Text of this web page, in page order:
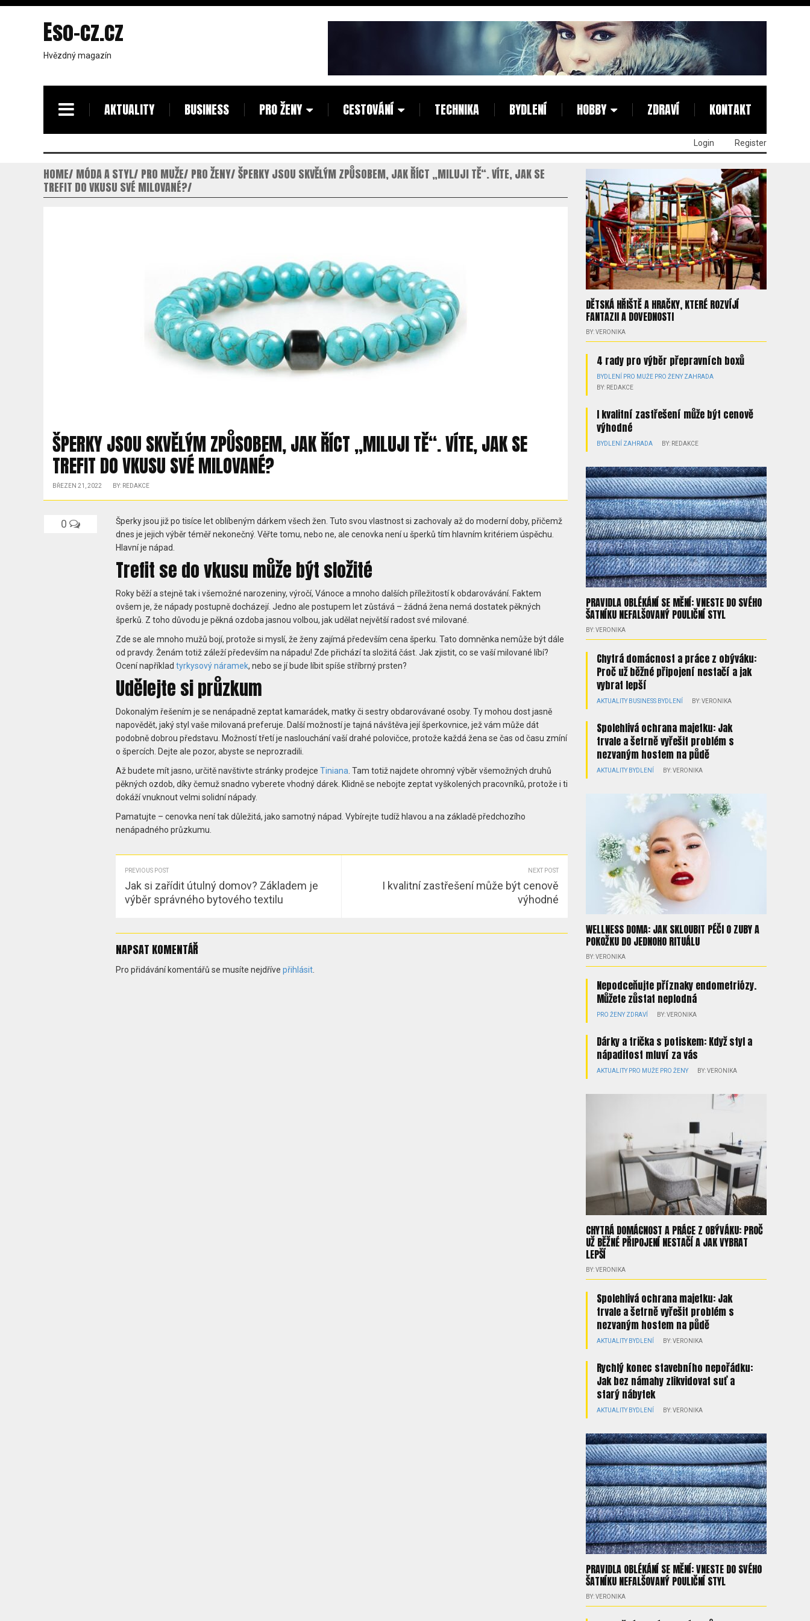
Eso-cz.cz
Hvězdný magazín
AKTUALITY BUSINESS PRO ŽENY CESTOVÁNÍ TECHNIKA BYDLENÍ HOBBY ZDRAVÍ KONTAKT
Login Register
HOME MÓDA A STYL PRO MUŽE PRO ŽENY ŠPERKY JSOU SKVĚLÝM ZPŮSOBEM, JAK ŘÍCT „MILUJI TĚ“. VÍTE, JAK SE
TREFIT DO VKUSU SVÉ MILOVANÉ?
ŠPERKY JSOU SKVĚLÝM ZPŮSOBEM, JAK ŘÍCT „MILUJI TĚ“. VÍTE, JAK SE
TREFIT DO VKUSU SVÉ MILOVANÉ?
BŘEZEN 21, 2022 BY: REDAKCE
0
Šperky jsou již po tisíce let oblíbeným dárkem všech žen. Tuto svou vlastnost si zachovaly až do moderní doby, přičemž
dnes je jejich výběr téměř nekonečný. Věřte tomu, nebo ne, ale cenovka není u šperků tím hlavním kritériem úspěchu.
Hlavní je nápad.
Trefit se do vkusu může být složité
Roky běží a stejně tak i všemožné narozeniny, výročí, Vánoce a mnoho dalších příležitostí k obdarovávání. Faktem
ovšem je, že nápady postupně docházejí. Jedno ale postupem let zůstává – žádná žena nemá dostatek pěkných
šperků. Z toho důvodu je pěkná ozdoba jasnou volbou, jak udělat největší radost své milované.
Zde se ale mnoho mužů bojí, protože si myslí, že ženy zajímá především cena šperku. Tato domněnka nemůže být dále
od pravdy. Ženám totiž záleží především na nápadu! Zde přichází ta složitá část. Jak zjistit, co se vaší milované líbí?
Ocení například tyrkysový náramek, nebo se jí bude líbit spíše stříbrný prsten?
Udělejte si průzkum
Dokonalým řešením je se nenápadně zeptat kamarádek, matky či sestry obdarovávané osoby. Ty mohou dost jasně
napovědět, jaký styl vaše milovaná preferuje. Další možností je tajná návštěva její šperkovnice, jež vám může dát
podobně dobrou představu. Možností třetí je naslouchání vaší drahé polovičce, protože každá žena se čas od času zmíní
o špercích. Dejte ale pozor, abyste se neprozradili.
Až budete mít jasno, určitě navštivte stránky prodejce Tiniana . Tam totiž najdete ohromný výběr všemožných druhů
pěkných ozdob, díky čemuž snadno vyberete vhodný dárek. Klidně se nebojte zeptat vyškolených pracovníků, protože i ti
dokáží vnuknout velmi solidní nápady.
Pamatujte – cenovka není tak důležitá, jako samotný nápad. Vybírejte tudíž hlavou a na základě předchozího
nenápadného průzkumu.
PREVIOUS POST
Jak si zařídit útulný domov? Základem je
výběr správného bytového textilu
NEXT POST
I kvalitní zastřešení může být cenově
výhodné
NAPSAT KOMENTÁŘ
Pro přidávání komentářů se musíte nejdříve přihlásit.
DĚTSKÁ HŘIŠTĚ A HRAČKY, KTERÉ ROZVÍJÍ
FANTAZII A DOVEDNOSTI
BY: VERONIKA
4 rady pro výběr přepravních boxů
BYDLENÍ PRO MUŽE PRO ŽENY ZAHRADA
BY: REDAKCE
I kvalitní zastřešení může být cenově
výhodné
BYDLENÍ ZAHRADA BY: REDAKCE
PRAVIDLA OBLÉKÁNÍ SE MĚNÍ: VNESTE DO SVÉHO
ŠATNÍKU NEFALŠOVANÝ POULIČNÍ STYL
BY: VERONIKA
Chytrá domácnost a práce z obýváku:
Proč už běžné připojení nestačí a jak
vybrat lepší
AKTUALITY BUSINESS BYDLENÍ BY: VERONIKA
Spolehlivá ochrana majetku: Jak
trvale a šetrně vyřešit problém s
nezvaným hostem na půdě
AKTUALITY BYDLENÍ BY: VERONIKA
WELLNESS DOMA: JAK SKLOUBIT PÉČI O ZUBY A
POKOŽKU DO JEDNOHO RITUÁLU
BY: VERONIKA
Nepodceňujte příznaky endometriózy.
Můžete zůstat neplodná
PRO ŽENY ZDRAVÍ BY: VERONIKA
Dárky a trička s potiskem: Když styl a
nápaditost mluví za vás
AKTUALITY PRO MUŽE PRO ŽENY BY: VERONIKA
CHYTRÁ DOMÁCNOST A PRÁCE Z OBÝVÁKU: PROČ
UŽ BĚŽNÉ PŘIPOJENÍ NESTAČÍ A JAK VYBRAT
LEPŠÍ
BY: VERONIKA
Spolehlivá ochrana majetku: Jak
trvale a šetrně vyřešit problém s
nezvaným hostem na půdě
AKTUALITY BYDLENÍ BY: VERONIKA
Rychlý konec stavebního nepořádku:
Jak bez námahy zlikvidovat suť a
starý nábytek
AKTUALITY BYDLENÍ BY: VERONIKA
PRAVIDLA OBLÉKÁNÍ SE MĚNÍ: VNESTE DO SVÉHO
ŠATNÍKU NEFALŠOVANÝ POULIČNÍ STYL
BY: VERONIKA